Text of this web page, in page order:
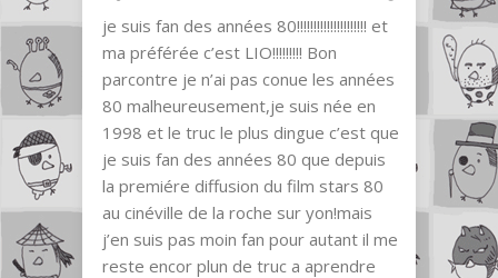
je suis fan des années 80!!!!!!!!!!!!!!!!!!!!! et
ma préférée c’est LIO!!!!!!!!! Bon
parcontre je n’ai pas conue les années
80 malheureusement,je suis née en
1998 et le truc le plus dingue c’est que
je suis fan des années 80 que depuis
la premiére diffusion du film stars 80
au cinéville de la roche sur yon!mais
j’en suis pas moin fan pour autant il me
reste encor plun de truc a aprendre